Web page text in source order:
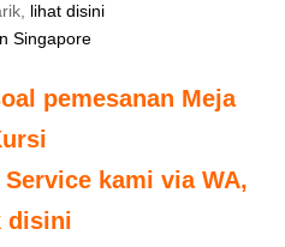
lihat disini
Singapore
pemesanan Meja
kami via WA,
disini